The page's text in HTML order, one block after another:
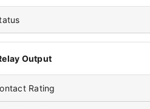
Output
Rating